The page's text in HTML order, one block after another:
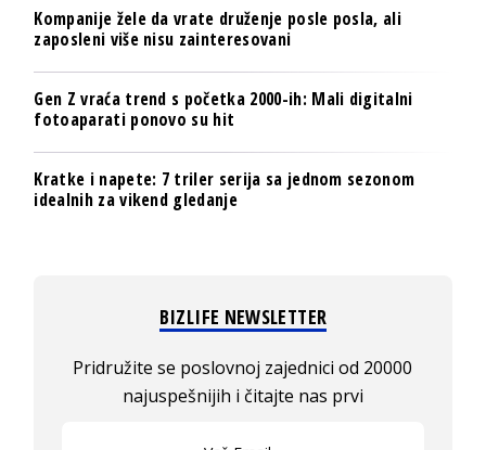
Kompanije žele da vrate druženje posle posla, ali
zaposleni više nisu zainteresovani
Gen Z vraća trend s početka 2000-ih: Mali digitalni
fotoaparati ponovo su hit
Kratke i napete: 7 triler serija sa jednom sezonom
idealnih za vikend gledanje
BIZLIFE NEWSLETTER
Pridružite se poslovnoj zajednici od 20000
najuspešnijih i čitajte nas prvi